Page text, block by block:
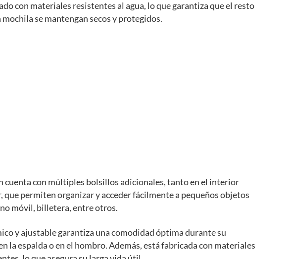
con materiales resistentes al agua, lo que garantiza que el resto
se mantengan secos y protegidos.
cuenta con múltiples bolsillos adicionales, tanto en el interior
que permiten organizar y acceder fácilmente a pequeños objetos
móvil, billetera, entre otros.
y ajustable garantiza una comodidad óptima durante su
la espalda o en el hombro. Además, está fabricada con materiales